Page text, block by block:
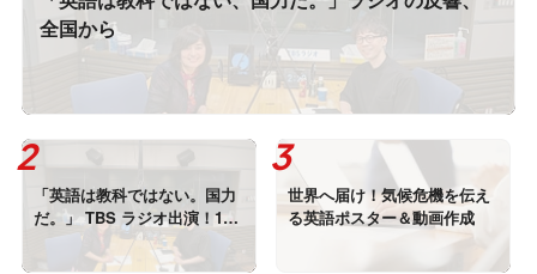
全国から
「英語は教科ではない。国力
だ。」 TBS ラジオ出演！18
年の現場から。
世界へ届け！気候危機を伝え
る英語ポスター＆動画作成